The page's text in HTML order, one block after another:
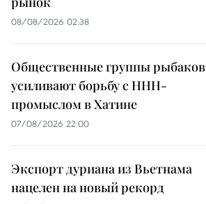
08/08/2026 02:38
Общественные группы рыбаков
усиливают борьбу с ННН-
промыслом в Хатине
07/08/2026 22:00
Экспорт дуриана из Вьетнама
нацелен на новый рекорд